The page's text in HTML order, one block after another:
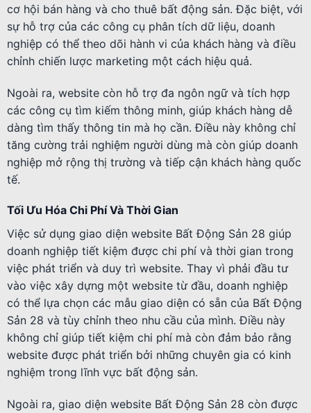
cơ hội bán hàng và cho thuê bất động sản. Đặc biệt, với
sự hỗ trợ của các công cụ phân tích dữ liệu, doanh
nghiệp có thể theo dõi hành vi của khách hàng và điều
chỉnh chiến lược marketing một cách hiệu quả.
Ngoài ra, website còn hỗ trợ đa ngôn ngữ và tích hợp
các công cụ tìm kiếm thông minh, giúp khách hàng dễ
dàng tìm thấy thông tin mà họ cần. Điều này không chỉ
tăng cường trải nghiệm người dùng mà còn giúp doanh
nghiệp mở rộng thị trường và tiếp cận khách hàng quốc
tế.
Tối Ưu Hóa Chi Phí Và Thời Gian
Việc sử dụng giao diện website Bất Động Sản 28 giúp
doanh nghiệp tiết kiệm được chi phí và thời gian trong
việc phát triển và duy trì website. Thay vì phải đầu tư
vào việc xây dựng một website từ đầu, doanh nghiệp
có thể lựa chọn các mẫu giao diện có sẵn của Bất Động
Sản 28 và tùy chỉnh theo nhu cầu của mình. Điều này
không chỉ giúp tiết kiệm chi phí mà còn đảm bảo rằng
website được phát triển bởi những chuyên gia có kinh
nghiệm trong lĩnh vực bất động sản.
Ngoài ra, giao diện website Bất Động Sản 28 còn được